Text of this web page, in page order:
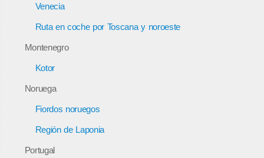
Venecia
Ruta en coche por Toscana y noroeste
Montenegro
Kotor
Noruega
Fiordos noruegos
Región de Laponia
Portugal